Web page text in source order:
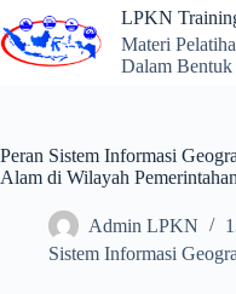
to
content
LPKN
Materi
Dalam Bentuk
Peran Sistem Informasi
Alam di Wilayah Pemerintahan
Admin LPKN
Sistem Informasi